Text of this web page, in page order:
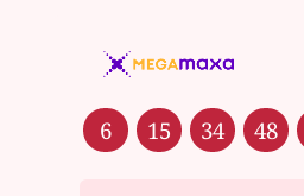
6 15 34 48